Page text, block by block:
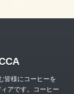
皆様にコーヒーを
アです。コーヒー